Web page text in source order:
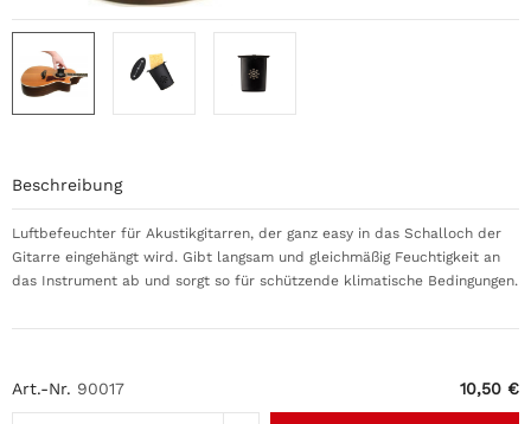
Art.-Nr. 90017 10,50 €
Beschreibung
Luftbefeuchter für Akustikgitarren, der ganz easy in das Schalloch der
Gitarre eingehängt wird. Gibt langsam und gleichmäßig Feuchtigkeit an
das Instrument ab und sorgt so für schützende klimatische Bedingungen.